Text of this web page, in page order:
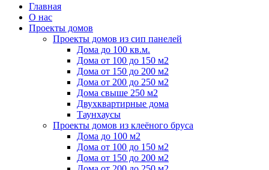
Главная
О нас
Проекты домов
Проекты домов из сип панелей
Дома до 100 кв.м.
Дома от 100 до 150 м2
Дома от 150 до 200 м2
Дома от 200 до 250 м2
Дома свыше 250 м2
Двухквартирные дома
Таунхаусы
Проекты домов из клеёного бруса
Дома до 100 м2
Дома от 100 до 150 м2
Дома от 150 до 200 м2